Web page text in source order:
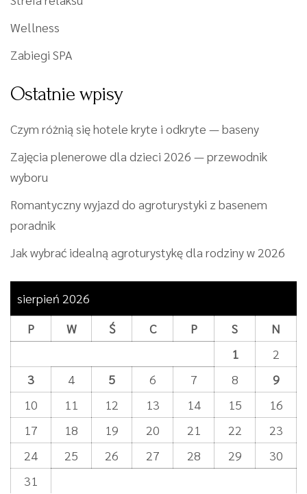
Wellness
Zabiegi SPA
Ostatnie wpisy
Czym różnią się hotele kryte i odkryte — baseny
Zajęcia plenerowe dla dzieci 2026 — przewodnik
wyboru
Romantyczny wyjazd do agroturystyki z basenem
poradnik
Jak wybrać idealną agroturystykę dla rodziny w 2026
sierpień 2026
P
W Ś C P S
N
1
2
3
4 5 6 7 8
9
10
11 12 13 14 15
16
17
18 19 20 21 22
23
24
25 26 27 28 29
30
31